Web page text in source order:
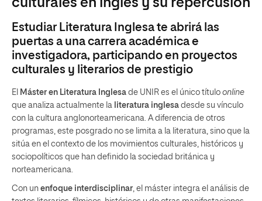
culturales en inglés y su repercusión
Estudiar Literatura Inglesa te abrirá las
puertas a una carrera académica e
investigadora, participando en proyectos
culturales y literarios de prestigio
El Máster en Literatura Inglesa de UNIR es el único título online
que analiza actualmente la literatura inglesa desde su vínculo
con la cultura anglonorteamericana. A diferencia de otros
programas, este posgrado no se limita a la literatura, sino que la
sitúa en el contexto de los movimientos culturales, históricos y
sociopolíticos que han definido la sociedad británica y
norteamericana.
Con un enfoque interdisciplinar, el máster integra el análisis de